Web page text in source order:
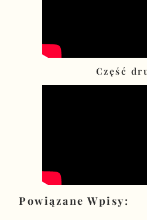
Część
Powiązane Wpisy: